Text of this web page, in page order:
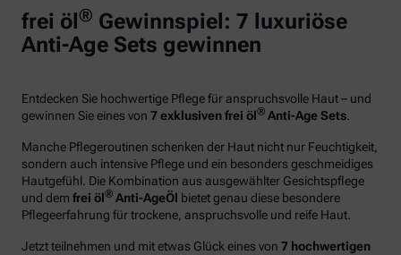
frei öl ® Gewinnspiel: 7 luxuriöse
Anti-Age Sets gewinnen
Entdecken Sie hochwertige Pflege für anspruchsvolle Haut – und
gewinnen Sie eines von 7 exklusiven frei öl® Anti-Age Sets
Manche Pflegeroutinen schenken der Haut nicht nur Feuchtigkeit,
sondern auch intensive Pflege und ein besonders geschmeidiges
Hautgefühl. Die Kombination aus ausgewählter Gesichtspflege
und dem frei öl® Anti-AgeÖl bietet genau diese besondere
Pflegeerfahrung für trockene, anspruchsvolle und reife Haut.
Jetzt teilnehmen und mit etwas Glück eines von 7 hochwertigen